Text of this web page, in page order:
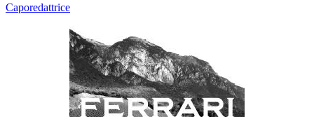
Caporedattrice